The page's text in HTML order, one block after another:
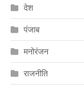
देश
पंजाब
मनोरंजन
राजनीति